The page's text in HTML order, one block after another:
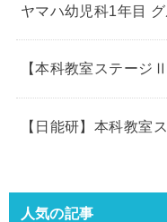
ヤマハ幼児科1年目
【本科教室ステージ
【日能研】本科教室
人気の記事